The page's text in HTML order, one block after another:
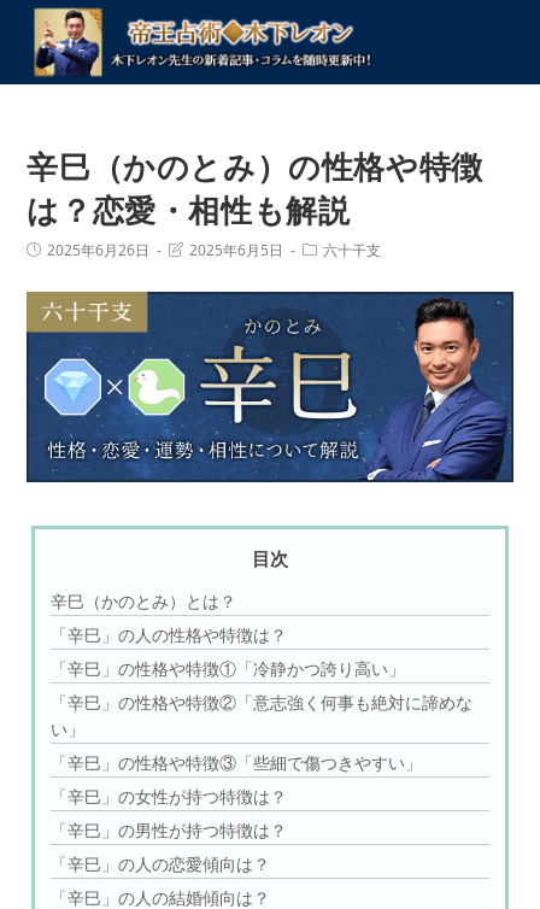
辛巳（かのとみ）の性格や特徴
は？恋愛・相性も解説
投
日:
2025年6月26日
投
更
日:
2025年6月5日
投
ゴ
リ
ー:
六十干支
目次
辛巳（かのとみ）とは？
「辛巳」の人の性格や特徴は？
「辛巳」の性格や特徴①「冷静かつ誇り高い」
「辛巳」の性格や特徴②「意志強く何事も絶対に諦めな
い」
「辛巳」の性格や特徴③「些細で傷つきやすい」
「辛巳」の女性が持つ特徴は？
「辛巳」の男性が持つ特徴は？
「辛巳」の人の恋愛傾向は？
「辛巳」の人の結婚傾向は？